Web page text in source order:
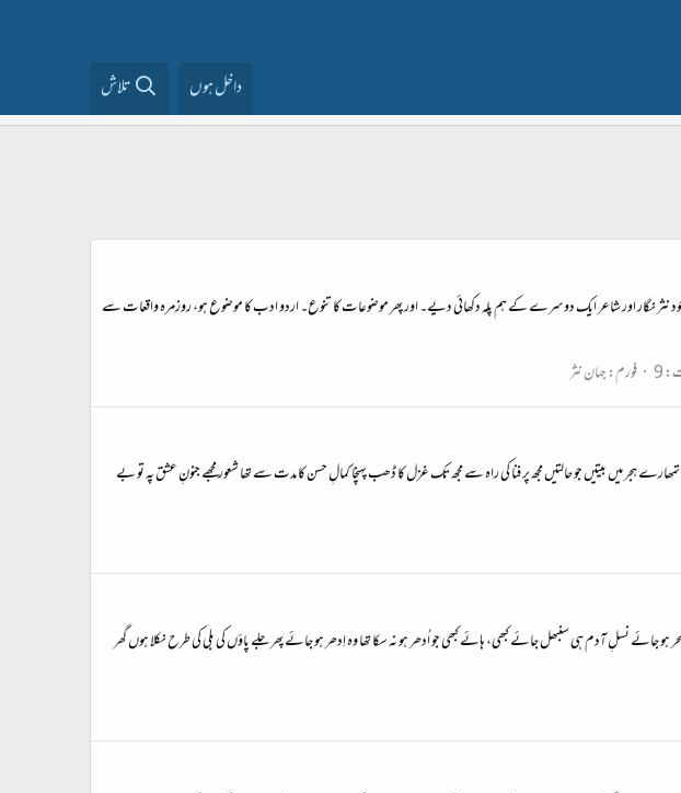
داخل ہوں تلاش
نثر نگار اور شاعر ایک دوسرے کے ہم پلہ دکھائی دیے۔ اور پھر موضوعات کا تنوع۔ اردو ادب کا موضوع ہو، روزمرہ واقعات سے
9 فورم:جہان نثر
ہجر میں بیتیں جو حالتیں مجھ پر فنا کی راہ سے مجھ تک غزل کا ڈھب پہنچا کمالِ حسن کا مدت سے تھا شعور مجھے جنونِ عشق پہ تو بے
نسلِ آدم ہی سنبھل جائے کبھی، ہائے کبھی جو اُدھر ہو نہ سکا تھا وہ اِدھر ہو جائے پھر جلے پاؤں کی بلی کی طرح نکلا ہوں گھر